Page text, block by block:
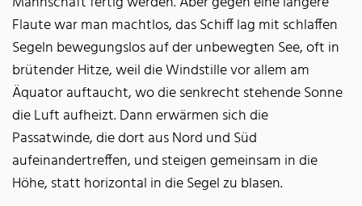
Flaute war man machtlos, das Schiff lag mit schlaffen
Segeln bewegungslos auf der unbewegten See, oft in
brütender Hitze, weil die Windstille vor allem am
Äquator auftaucht, wo die senkrecht stehende Sonne
die Luft aufheizt. Dann erwärmen sich die
Passatwinde, die dort aus Nord und Süd
aufeinandertreffen, und steigen gemeinsam in die
Höhe, statt horizontal in die Segel zu blasen.